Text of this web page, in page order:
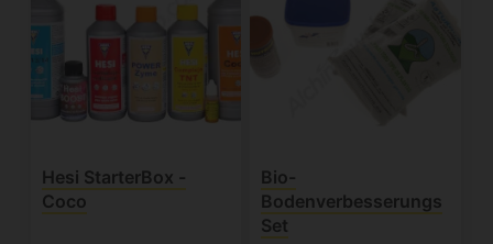
Hesi StarterBox -
Coco
Bio-
Bodenverbesserungs
Set